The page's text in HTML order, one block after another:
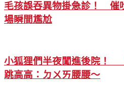
毛孩誤吞異物掛急診！ 催
場瞬間尷尬
小狐狸們半夜闖進後院！
跳高高：ㄉㄨㄞ腰腰～